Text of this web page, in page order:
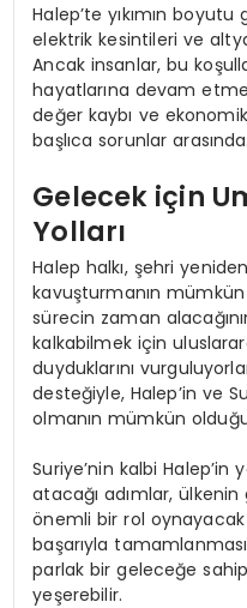
Halep’te yıkımın
elektrik kesintileri ve
Ancak insanlar, bu
hayatlarına devam
değer kaybı ve ekonomik
başlıca sorunlar arasında.
Gelecek için
Yolları
Halep halkı, şehri
kavuşturmanın
sürecin zaman
kalkabilmek için
duyduklarını
desteğiyle, Halep’in ve
olmanın mümkün
Suriye’nin kalbi
atacağı adımlar,
önemli bir rol
başarıyla
parlak bir geleceğe
yeşerebilir.